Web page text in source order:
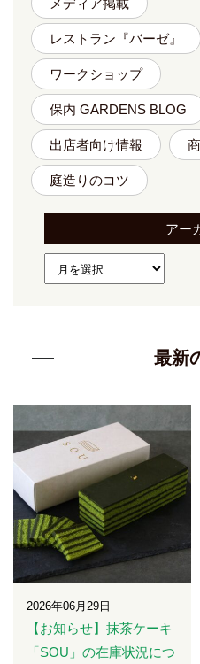
メディア掲載
レストラン『バーゼ』
ワークショップ
保内 GARDENS BLOG
出店者向け情報
庭造りのコツ
アー
最新
2026年06月29日
【お知らせ】抹茶ケーキ
「SOU」の在庫状況につ